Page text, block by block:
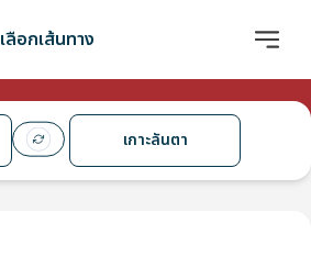
เลือกเส้นทาง
เกาะลันตา